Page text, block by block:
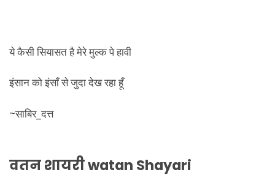
ये कैसी सियासत है मेरे मुल्क पे हावी
इंसान को इंसाँ से जुदा देख रहा हूँ
~साबिर_दत्त
वतन शायरीwatan Shayari